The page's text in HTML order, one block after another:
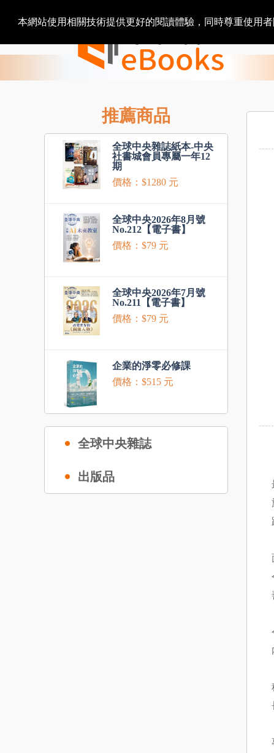
本網站使用相關技術提供更好的閱讀體驗，同時尊重使用
推薦商品
全球中央雜誌紙本-中央
社書城會員專屬一年12
期
價格：$1280 元
全球中央2026年8月號
No.212【電子書】
價格：$79 元
全球中央2026年7月號
No.211【電子書】
價格：$79 元
企業的淨零必修課
價格：$515 元
全球中央雜誌
出版品